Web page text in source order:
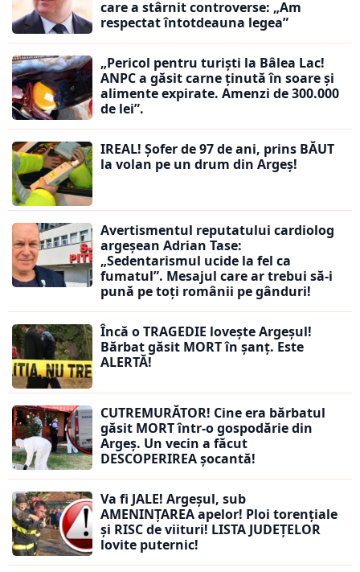
care a stârnit controverse: „Am
respectat întotdeauna legea”
„Pericol pentru turiști la Bâlea Lac!
ANPC a găsit carne ținută în soare și
alimente expirate. Amenzi de 300.000
de lei”.
IREAL! Șofer de 97 de ani, prins BĂUT
la volan pe un drum din Argeș!
Avertismentul reputatului cardiolog
argeșean Adrian Tase:
„Sedentarismul ucide la fel ca
fumatul”. Mesajul care ar trebui să-i
pună pe toți românii pe gânduri!
Încă o TRAGEDIE lovește Argeșul!
Bărbat găsit MORT în șanț. Este
ALERTĂ!
CUTREMURĂTOR! Cine era bărbatul
găsit MORT într-o gospodărie din
Argeș. Un vecin a făcut
DESCOPERIREA șocantă!
Va fi JALE! Argeșul, sub
AMENINȚAREA apelor! Ploi torențiale
și RISC de viituri! LISTA JUDEȚELOR
lovite puternic!